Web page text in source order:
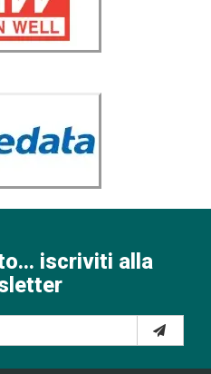
iscriviti alla